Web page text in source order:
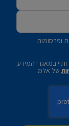
ופרסומות
במאגרי המידע
של אלמ.